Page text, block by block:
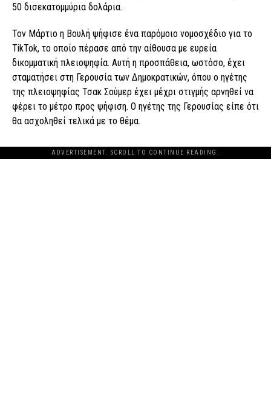
50 δισεκατομμύρια δολάρια.
Τον Μάρτιο η Βουλή ψήφισε ένα παρόμοιο νομοσχέδιο για το
TikTok, το οποίο πέρασε από την αίθουσα με ευρεία
δικομματική πλειοψηφία. Αυτή η προσπάθεια, ωστόσο, έχει
σταματήσει στη Γερουσία των Δημοκρατικών, όπου ο ηγέτης
της πλειοψηφίας Τσακ Σούμερ έχει μέχρι στιγμής αρνηθεί να
φέρει το μέτρο προς ψήφιση. Ο ηγέτης της Γερουσίας είπε ότι
θα ασχοληθεί τελικά με το θέμα.
ADVERTISEMENT. SCROLL TO CONTINUE READING.